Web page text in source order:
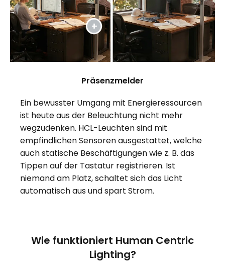
Präsenzmelder
Ein bewusster Umgang mit Energieressourcen
ist heute aus der Beleuchtung nicht mehr
wegzudenken. HCL-Leuchten sind mit
empfindlichen Sensoren ausgestattet, welche
auch statische Beschäftigungen wie z. B. das
Tippen auf der Tastatur registrieren. Ist
niemand am Platz, schaltet sich das Licht
automatisch aus und spart Strom.
Wie funktioniert Human Centric
Lighting?